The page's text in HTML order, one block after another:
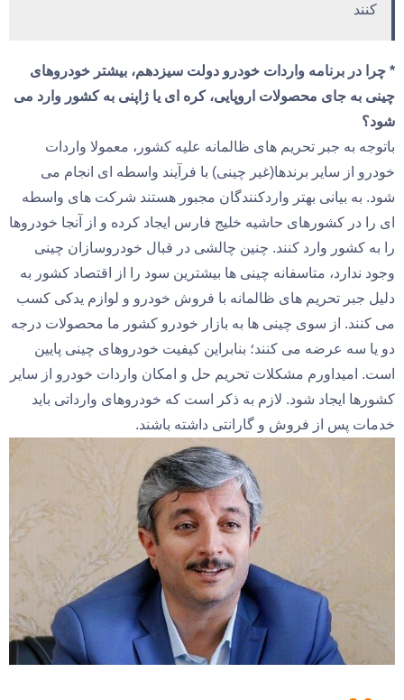
کنند
* چرا در برنامه واردات خودرو دولت سیزدهم، بیشتر خودروهای
چینی به جای محصولات اروپایی، کره ای یا ژاپنی به کشور وارد می
شود؟
باتوجه به جبر تحریم های ظالمانه علیه کشور، معمولا واردات
خودرو از سایر برندها(غیر چینی) با فرآیند واسطه ای انجام می
شود. به بیانی بهتر واردکنندگان مجبور هستند شرکت های واسطه
ای را در کشورهای حاشیه خلیج فارس ایجاد کرده و از آنجا خودروها
را به کشور وارد کنند. چنین چالشی در قبال خودروسازان چینی
وجود ندارد، متاسفانه چینی ها بیشترین سود را از اقتصاد کشور به
دلیل جبر تحریم های ظالمانه با فروش خودرو و لوازم یدکی کسب
می کنند. از سوی چینی ها به بازار خودرو کشور ما محصولات درجه
دو یا سه عرضه می کنند؛ بنابراین کیفیت خودروهای چینی پایین
است. امیداورم مشکلات تحریم حل و امکان واردات خودرو از سایر
کشورها ایجاد شود. لازم به ذکر است که خودروهای وارداتی باید
خدمات پس از فروش و گارانتی داشته باشند.